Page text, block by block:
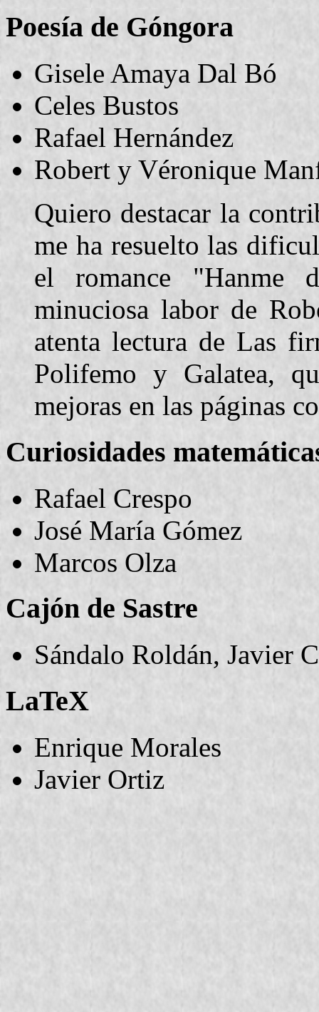
Poesía de Góngora
Gisele Amaya Dal Bó
Celes Bustos
Rafael Hernández
Robert y Véronique
Quiero destacar la
me ha resuelto las
el romance "Hanme
minuciosa labor de
atenta lectura de Las
Polifemo y Galatea,
mejoras en las páginas
Curiosidades
Rafael Crespo
José María Gómez
Marcos Olza
Cajón de Sastre
Sándalo Roldán, Javier
LaTeX
Enrique Morales
Javier Ortiz